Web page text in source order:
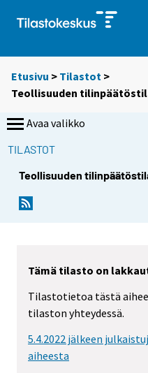
Etusivu > Tilastot >
Teollisuuden
Avaa valikko
TILASTOT
Teollisuuden
Tämä tilasto on
Tilastotietoa tästä
tilaston yhteydessä.
5.4.2022 jälkeen
aiheesta